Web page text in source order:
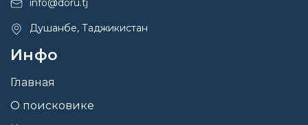
info@doru.tj
Душанбе, Таджикистан
Инфо
Главная
О поисковике